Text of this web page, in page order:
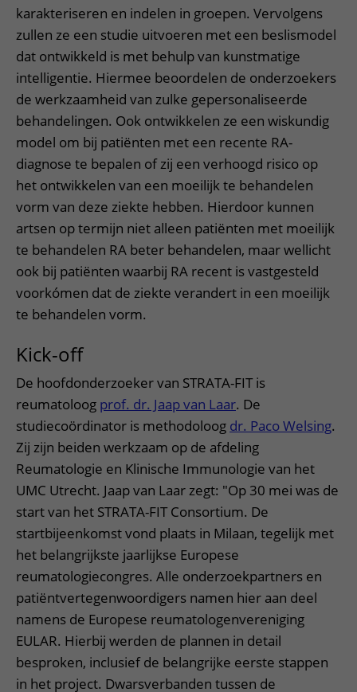
karakteriseren en indelen in groepen. Vervolgens
zullen ze een studie uitvoeren met een beslismodel
dat ontwikkeld is met behulp van kunstmatige
intelligentie. Hiermee beoordelen de onderzoekers
de werkzaamheid van zulke gepersonaliseerde
behandelingen. Ook ontwikkelen ze een wiskundig
model om bij patiënten met een recente RA-
diagnose te bepalen of zij een verhoogd risico op
het ontwikkelen van een moeilijk te behandelen
vorm van deze ziekte hebben. Hierdoor kunnen
artsen op termijn niet alleen patiënten met moeilijk
te behandelen RA beter behandelen, maar wellicht
ook bij patiënten waarbij RA recent is vastgesteld
voorkómen dat de ziekte verandert in een moeilijk
te behandelen vorm.
Kick-off
De hoofdonderzoeker van STRATA-FIT is
reumatoloog prof. dr. Jaap van Laar. De
studiecoördinator is methodoloog dr. Paco Welsing.
Zij zijn beiden werkzaam op de afdeling
Reumatologie en Klinische Immunologie van het
UMC Utrecht. Jaap van Laar zegt: "Op 30 mei was de
start van het STRATA-FIT Consortium. De
startbijeenkomst vond plaats in Milaan, tegelijk met
het belangrijkste jaarlijkse Europese
reumatologiecongres. Alle onderzoekpartners en
patiëntvertegenwoordigers namen hier aan deel
namens de Europese reumatologenvereniging
EULAR. Hierbij werden de plannen in detail
besproken, inclusief de belangrijke eerste stappen
in het project. Dwarsverbanden tussen de